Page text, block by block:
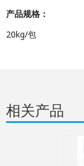
产品规格：
20kg/包
相关产品